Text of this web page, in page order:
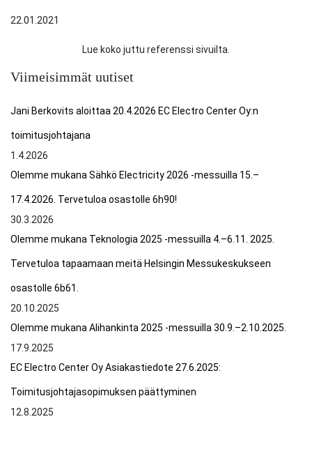
22.01.2021
Lue koko juttu referenssi sivuilta.
Viimeisimmät uutiset
Jani Berkovits aloittaa 20.4.2026 EC Electro Center Oy:n
toimitusjohtajana
1.4.2026
Olemme mukana Sähkö Electricity 2026 -messuilla 15.–
17.4.2026. Tervetuloa osastolle 6h90!
30.3.2026
Olemme mukana Teknologia 2025 -messuilla 4.–6.11. 2025.
Tervetuloa tapaamaan meitä Helsingin Messukeskukseen
osastolle 6b61.
20.10.2025
Olemme mukana Alihankinta 2025 -messuilla 30.9.–2.10.2025.
17.9.2025
EC Electro Center Oy Asiakastiedote 27.6.2025:
Toimitusjohtajasopimuksen päättyminen
12.8.2025